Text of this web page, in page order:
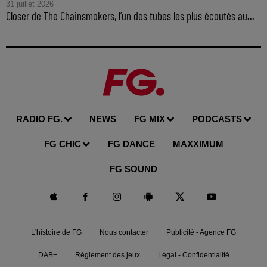
31 juillet 2026
Closer de The Chainsmokers, l’un des tubes les plus écoutés au...
RADIO FG. NEWS FG MIX PODCASTS
FG CHIC FG DANCE MAXXIMUM
FG SOUND
L'histoire de FG Nous contacter Publicité - Agence FG
DAB+ Règlement des jeux Légal - Confidentialité